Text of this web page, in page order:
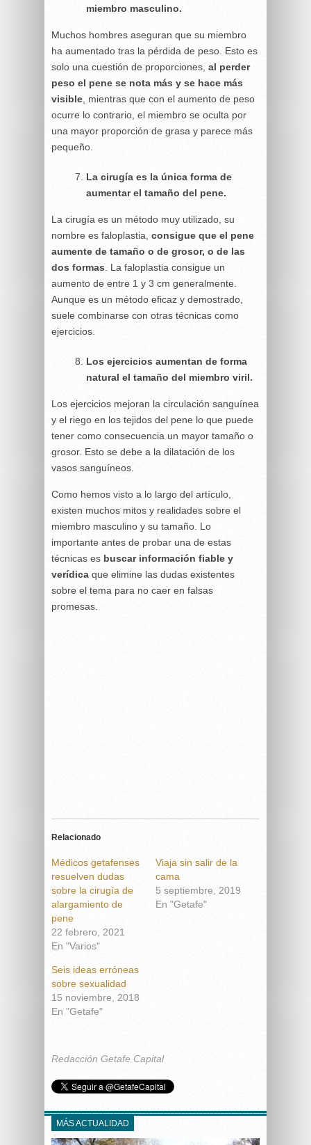
miembro masculino.
Muchos hombres aseguran que su miembro
ha aumentado tras la pérdida de peso. Esto es
solo una cuestión de proporciones, al perder
peso el pene se nota más y se hace más
visible , mientras que con el aumento de peso
ocurre lo contrario, el miembro se oculta por
una mayor proporción de grasa y parece más
pequeño.
La cirugía es la única forma de
aumentar el tamaño del pene.
La cirugía es un método muy utilizado, su
nombre es faloplastia, consigue que el pene
aumente de tamaño o de grosor, o de las
dos formas . La faloplastia consigue un
aumento de entre 1 y 3 cm generalmente.
Aunque es un método eficaz y demostrado,
suele combinarse con otras técnicas como
ejercicios.
Los ejercicios aumentan de forma
natural el tamaño del miembro viril.
Los ejercicios mejoran la circulación sanguínea
y el riego en los tejidos del pene lo que puede
tener como consecuencia un mayor tamaño o
grosor. Esto se debe a la dilatación de los
vasos sanguíneos.
Como hemos visto a lo largo del artículo,
existen muchos mitos y realidades sobre el
miembro masculino y su tamaño. Lo
importante antes de probar una de estas
técnicas es buscar información fiable y
verídica que elimine las dudas existentes
sobre el tema para no caer en falsas
promesas.
Relacionado
Médicos getafenses
resuelven dudas
sobre la cirugía de
alargamiento de
pene
22 febrero, 2021
En "Varios"
Viaja sin salir de la
cama
5 septiembre, 2019
En "Getafe"
Seis ideas erróneas
sobre sexualidad
15 noviembre, 2018
En "Getafe"
Redacción Getafe Capital
MÁS ACTUALIDAD